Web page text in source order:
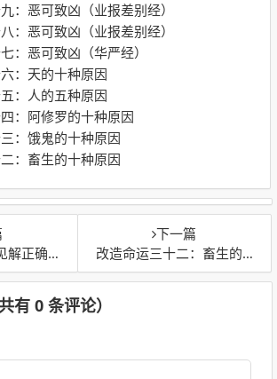
：恶可致凶（业报差别经）
：恶可致凶（业报差别经）
：恶可致凶（华严经）
：天的十种原因
：人的五种原因
：阿修罗的十种原因
：饿鬼的十种原因
：畜生的十种原因
十种原因
下一篇
改造命运三十二：畜生的十种原因
有0 条评论）